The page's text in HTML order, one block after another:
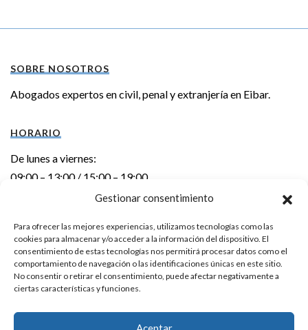
Gestionar consentimiento
Para ofrecer las mejores experiencias, utilizamos tecnologías como las
cookies para almacenar y/o acceder a la información del dispositivo. El
consentimiento de estas tecnologías nos permitirá procesar datos como el
comportamiento de navegación o las identificaciones únicas en este sitio.
No consentir o retirar el consentimiento, puede afectar negativamente a
ciertas características y funciones.
SOBRE NOSOTROS
Abogados expertos en civil, penal y extranjería en Eibar.
HORARIO
De lunes a viernes:
09:00 – 13:00 / 15:00 – 19:00
Errebal kalea 6 – 1º izda.
20600 EIBAR (Gipuzkoa)